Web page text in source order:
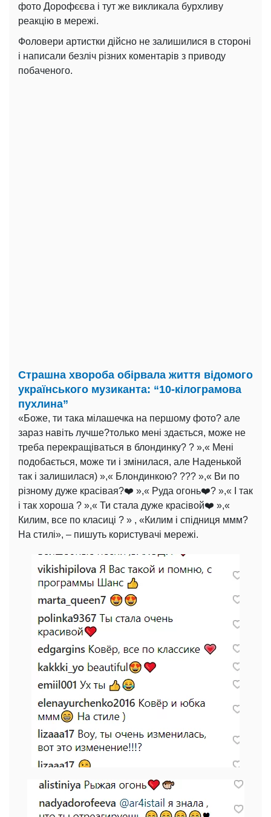
фото Дорофєєва і тут же викликала бурхливу
реакцію в мережі.
Фоловери артистки дійсно не залишилися в стороні
і написали безліч різних коментарів з приводу
побаченого.
Страшна хвороба обірвала життя відомого
українського музиканта: “10-кілограмова
пухлина”
«Боже, ти така мілашечка на першому фото? але
зараз навіть лучше?только мені здається, може не
треба перекращіваться в блондинку? ? »,« Мені
подобається, може ти і змінилася, але Наденькой
так і залишилася) »,« Блондинкою? ??? »,« Ви по
різному дуже красівая?❤️ »,« Руда огонь❤️? »,« І так
і так хороша ? »,« Ти стала дуже красівой❤️ »,«
Килим, все по класиці ? » , «Килим і спідниця ммм?
На стилі», – пишуть користувачі мережі.